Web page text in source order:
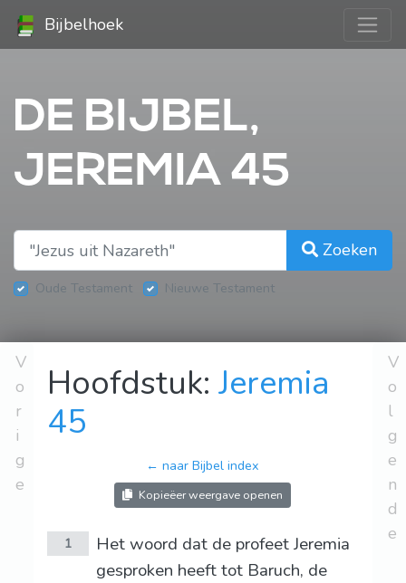
Bijbelhoek
DE BIJBEL,
JEREMIA 45
Zoeken
Oude Testament Nieuwe Testament
V
o
r
i
g
e
Hoofdstuk:Jeremia
45
← naar Bijbel index
Kopieëer weergave openen
1
Het woord dat de profeet Jeremia
gesproken heeft tot Baruch, de
V
o
l
g
e
n
d
e